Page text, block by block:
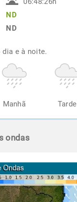
ND
ND
dia e à noite.
Manhã Tarde
ondas